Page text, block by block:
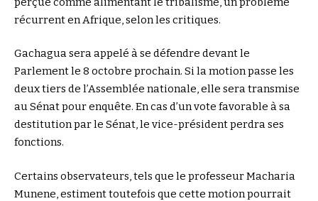
récurrent en Afrique, selon les critiques.
Gachagua sera appelé à se défendre devant le
Parlement le 8 octobre prochain. Si la motion passe les
deux tiers de l’Assemblée nationale, elle sera transmise
au Sénat pour enquête. En cas d’un vote favorable à sa
destitution par le Sénat, le vice-président perdra ses
fonctions.
Certains observateurs, tels que le professeur Macharia
Munene, estiment toutefois que cette motion pourrait